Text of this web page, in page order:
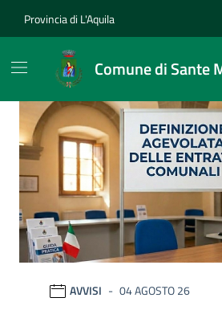
Provincia di L'Aquila
Comune di Sante
Comune di
Ultime notizie
AVVISI 04 AGOSTO 26